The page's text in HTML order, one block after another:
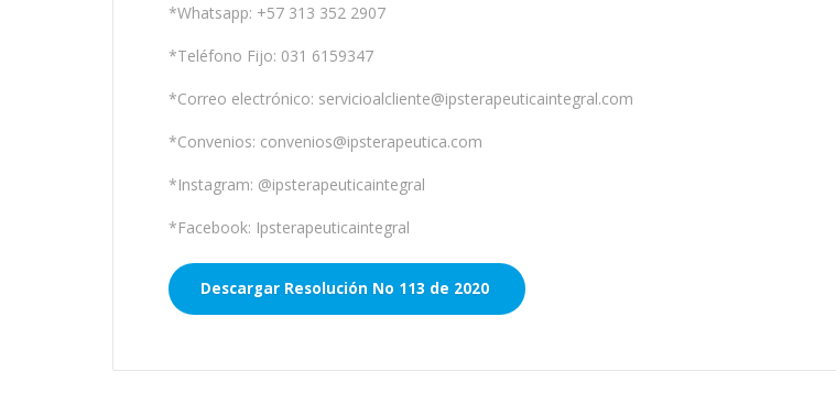
*Whatsapp: +57 313 352 2907
*Teléfono Fijo: 031 6159347
*Correo electrónico: servicioalcliente@ipsterapeuticaintegral.com
*Convenios: convenios@ipsterapeutica.com
*Instagram: @ipsterapeuticaintegral
*Facebook: Ipsterapeuticaintegral
Descargar Resolución No 113 de 2020